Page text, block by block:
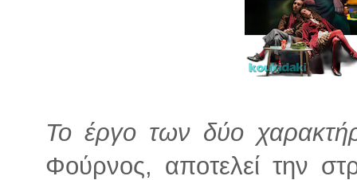
Το έργο των δύο
Φούρνος, αποτελεί την